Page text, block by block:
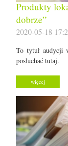
Produkty
dobrze”
2020-05-18
To tytuł audycji
posłuchać tutaj.
więcej